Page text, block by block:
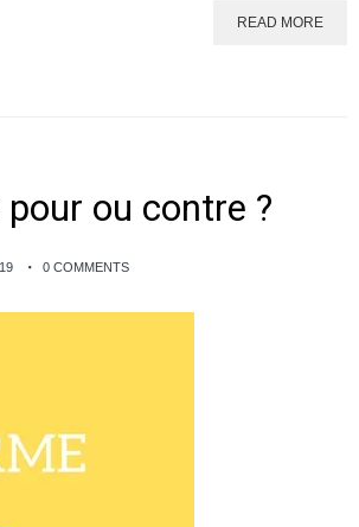
READ MORE
ou contre ?
0 COMMENTS